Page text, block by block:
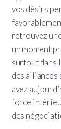
vos désirs
retrouvez
un moment
surtout dans
des alliances
avez
force
des